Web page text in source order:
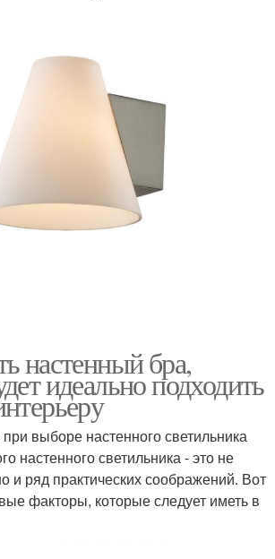
настенный бра,
идеально подходить
выборе настенного светильника
настенного светильника - это не
и ряд практических соображений. Вот
факторы, которые следует иметь в